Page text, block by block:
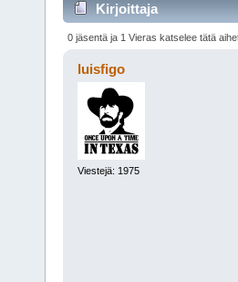
Kirjoittaja
0 jäsentä ja 1 Vieras katselee tätä
luisfigo
Viestejä: 1975